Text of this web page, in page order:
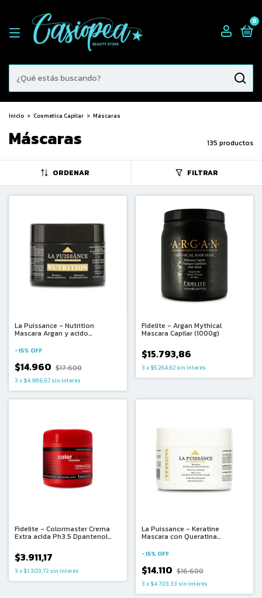
0
Inicio > Cosmetica Capilar > Máscaras
Máscaras 135 productos
ORDENAR FILTRAR
La Puissance - Nutrition
Mascara Argan y acido
Sensibilizados (250ml)
-15% OFF
$14.960 $17.600
3 x $4.986,67 sin interés
Fidelite - Argan Mythical
Mascara Capilar (1000g)
$15.793,86
3 x $5.264,62 sin interés
Fidelite - Colormaster Crema
Extra acida Ph3.5 Dpantenol
$3.911,17
3 x $1.303,72 sin interés
La Puissance - Keratine
Mascara con Queratina
(250ml)
-15% OFF
$14.110 $16.600
3 x $4.703,33 sin interés